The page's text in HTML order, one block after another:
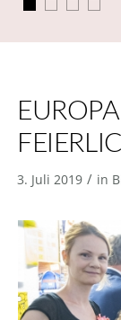
3. Juli 2019 / in